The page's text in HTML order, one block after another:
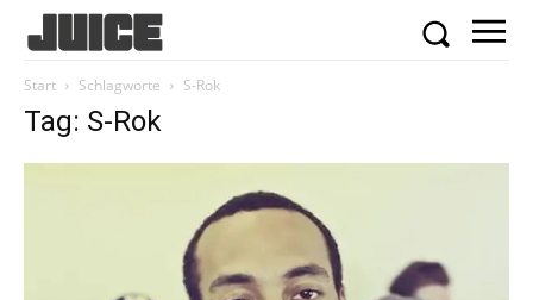
Start Schlagworte S-Rok
Tag: S-Rok